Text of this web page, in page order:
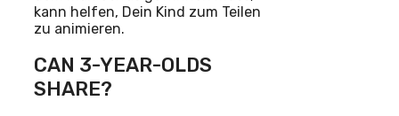
kann helfen, Dein Kind zum Teilen
zu animieren.
CAN 3-YEAR-OLDS
SHARE?